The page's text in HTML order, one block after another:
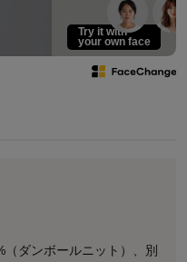
Try it with
your own face
ダンボールニット）、別